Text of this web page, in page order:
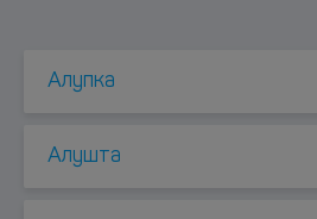
Алупка
Алушта